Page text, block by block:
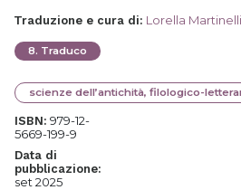
Traduzione e cura di: Lorella Martinelli
8. Traduco
scienze dell’antichità, filologico-
ISBN: 979-12-
5669-199-9
Data di
pubblicazione:
set 2025